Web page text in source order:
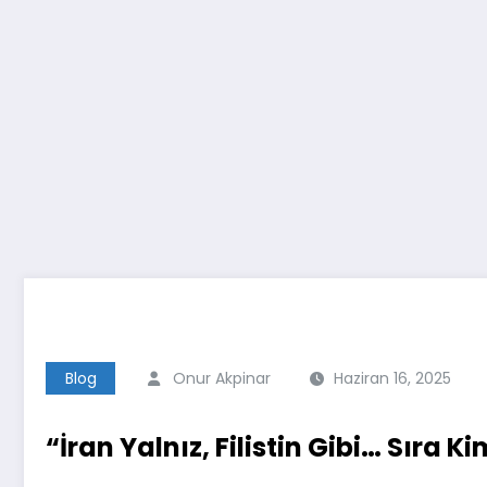
Blog Onur Akpinar Haziran 16, 2025
“İran Yalnız, Filistin Gibi… Sıra